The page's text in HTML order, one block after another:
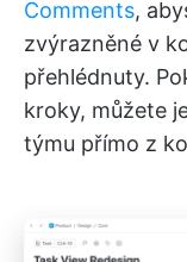
Comments,
zvýrazněné v
přehlédnuty.
kroky, můžete
týmu přímo z